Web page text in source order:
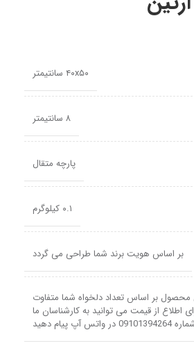
۴۰x۵۰ سانتیمتر
۸ سانتیمتر
پارچه متقال
۰.۱ کیلوگرم
بر اساس هویت برند شما طراحی می گردد
بر اساس تعداد دلخواه شما متفاوت
اطلاع از قیمت می توانید به کارشناسان ما
در واتس آپ پیام دهید